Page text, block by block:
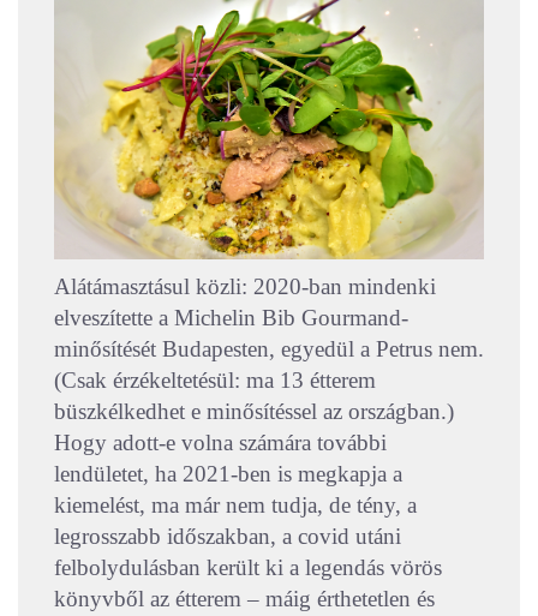
Alátámasztásul közli: 2020-ban mindenki
elveszítette a Michelin Bib Gourmand-
minősítését Budapesten, egyedül a Petrus nem.
(Csak érzékeltetésül: ma 13 étterem
büszkélkedhet e minősítéssel az országban.)
Hogy adott-e volna számára további
lendületet, ha 2021-ben is megkapja a
kiemelést, ma már nem tudja, de tény, a
legrosszabb időszakban, a covid utáni
felbolydulásban került ki a legendás vörös
könyvből az étterem – máig érthetetlen és